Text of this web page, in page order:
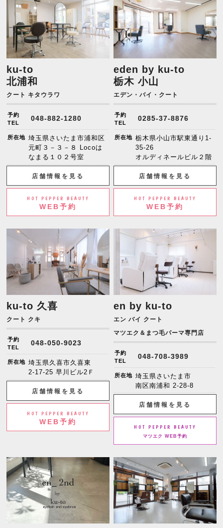
ku-to
北浦和
クート キタウラワ
予約
TEL
048-882-1280
所在地 埼玉県さいたま市浦和区
元町３－３－８ Locoは
なまる１０２号室
店舗情報を見る
HOT PEPPER BEAUTY
WEB予約
eden by ku-to
栃木 小山
エデン・バイ・クート
予約
TEL
0285-37-8876
所在地 栃木県小山市駅東通り1-
35-26
オルディネールビル２階
店舗情報を見る
HOT PEPPER BEAUTY
WEB予約
ku-to 久喜
クート クキ
予約
TEL
048-050-9023
所在地 埼玉県久喜市久喜東
2-17-25 早川ビル2Ｆ
店舗情報を見る
HOT PEPPER BEAUTY
WEB予約
en by ku-to
エン バイ クート
マツエク＆まつ毛パーマ専門店
予約
TEL
048-708-3989
所在地 埼玉県さいたま市
南区南浦和 2-28-8
店舗情報を見る
HOT PEPPER BEAUTY
マツエク WEB予約